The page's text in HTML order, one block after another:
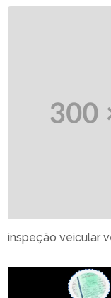
inspeção veicular